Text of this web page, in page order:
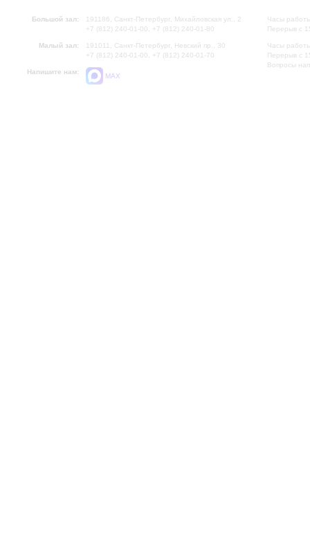
Большой зал:
191186, Санкт-Петербург, Михайловская ул., 2
+7 (812) 240-01-00, +7 (812) 240-01-80
Малый зал:
191011, Санкт-Петербург, Невский пр., 30
+7 (812) 240-01-00, +7 (812) 240-01-70
Напишите нам:
MAX
Часы
Перерыв с
Часы
Перерыв с
Вопросы